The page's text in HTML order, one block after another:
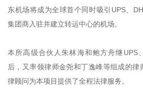
东机场将成为全球首个同时吸引UPS、
集团商入驻并建立转运中心的机场。
本所高级合伙人朱林海和鲍方舟继UPS
后，又率领律师金尧和丁逸峰等组成的
律顾问为本项目提供了全程法律服务。